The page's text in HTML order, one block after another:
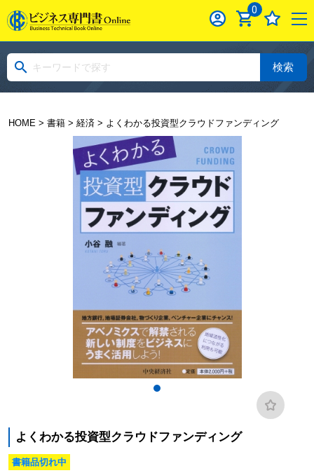
0
検索
HOME> 書籍> 経済 > よくわかる投資型クラウドファンディング
よくわかる投資型クラウドファンディング
書籍品切れ中